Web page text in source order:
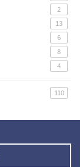
2
13
6
8
4
110